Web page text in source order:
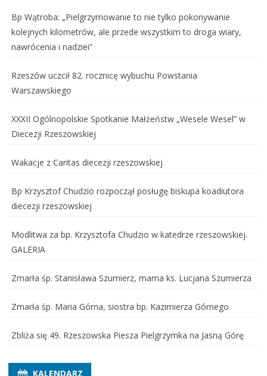
Bp Wątroba: „Pielgrzymowanie to nie tylko pokonywanie
kolejnych kilometrów, ale przede wszystkim to droga wiary,
nawrócenia i nadziei”
Rzeszów uczcił 82. rocznicę wybuchu Powstania
Warszawskiego
XXXII Ogólnopolskie Spotkanie Małżeństw „Wesele Wesel” w
Diecezji Rzeszowskiej
Wakacje z Caritas diecezji rzeszowskiej
Bp Krzysztof Chudzio rozpoczął posługę biskupa koadiutora
diecezji rzeszowskiej
Modlitwa za bp. Krzysztofa Chudzio w katedrze rzeszowskiej.
GALERIA
Zmarła śp. Stanisława Szumierz, mama ks. Lucjana Szumierza
Zmarła śp. Maria Górna, siostra bp. Kazimierza Górnego
Zbliża się 49. Rzeszowska Piesza Pielgrzymka na Jasną Górę
KALENDARZ